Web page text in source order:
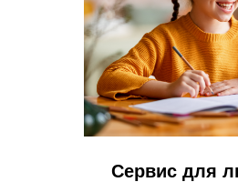
Сервис для